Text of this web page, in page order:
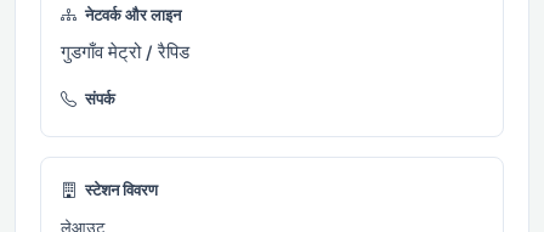
नेटवर्क और लाइन
गुडगाँव मेट्रो / रैपिड
संपर्क
स्टेशन विवरण
लेआउट